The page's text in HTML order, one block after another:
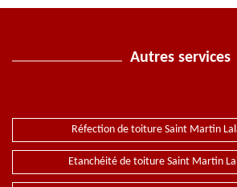
Autres services
Réfection de toiture Saint Martin
Etanchéité de toiture Saint Martin